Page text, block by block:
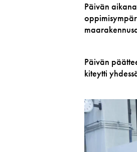
Päivän
Päivän
kiteytti